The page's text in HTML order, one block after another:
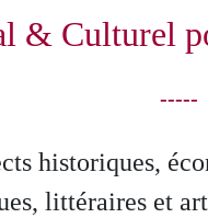
& Culturel
-----
historiques,
littéraires et